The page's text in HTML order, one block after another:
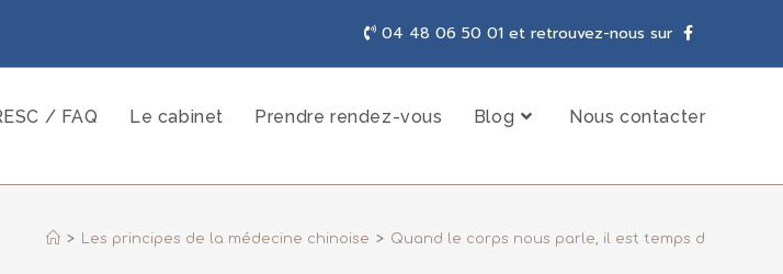
04 48 06 50 01 et retrouvez-nous sur
/ FAQ Le cabinet Prendre rendez-vous Blog Nous contacter
> Les principes de la médecine chinoise > Quand le corps nous parle, il est temps de